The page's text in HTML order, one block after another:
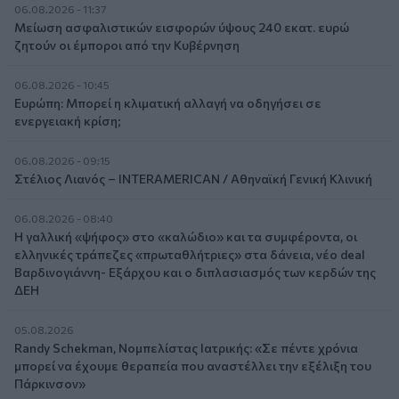
06.08.2026 - 11:37
Μείωση ασφαλιστικών εισφορών ύψους 240 εκατ. ευρώ
ζητούν οι έμποροι από την Κυβέρνηση
06.08.2026 - 10:45
Ευρώπη: Μπορεί η κλιματική αλλαγή να οδηγήσει σε
ενεργειακή κρίση;
06.08.2026 - 09:15
Στέλιος Λιανός – INTERAMERICAN / Αθηναϊκή Γενική Κλινική
06.08.2026 - 08:40
Η γαλλική «ψήφος» στο «καλώδιο» και τα συμφέροντα, οι
ελληνικές τράπεζες «πρωταθλήτριες» στα δάνεια, νέο deal
Βαρδινογιάννη- Εξάρχου και ο διπλασιασμός των κερδών της
ΔΕΗ
05.08.2026
Randy Schekman, Νομπελίστας Ιατρικής: «Σε πέντε χρόνια
μπορεί να έχουμε θεραπεία που αναστέλλει την εξέλιξη του
Πάρκινσον»